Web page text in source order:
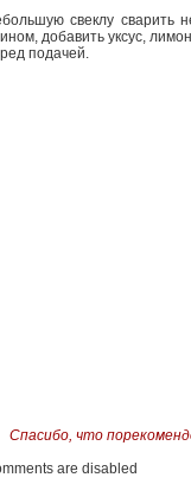
свеклу сварить
добавить уксус,
подачей.
Спасибо, что
are disabled